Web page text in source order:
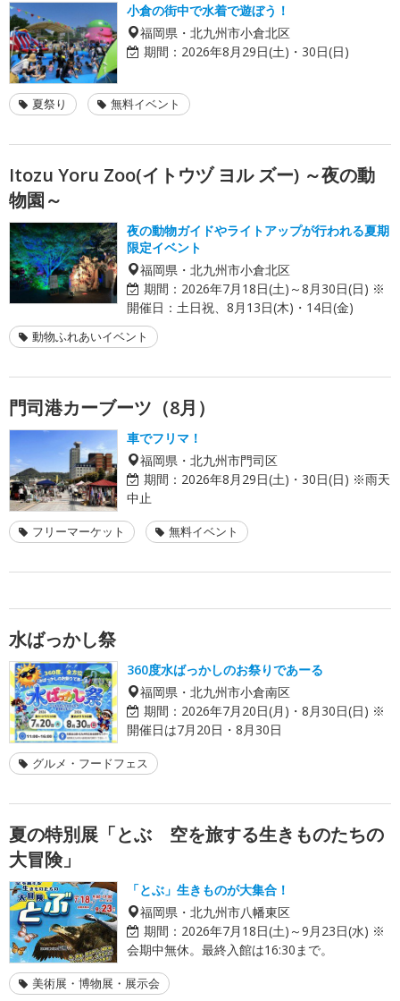
小倉の街中で水着で遊ぼう！
福岡県・北九州市小倉北区
期間： 2026年8月29日(土)・30日(日)
夏祭り 無料イベント
Itozu Yoru Zoo(イトウヅ ヨル ズー) ～夜の動
物園～
夜の動物ガイドやライトアップが行われる夏期
限定イベント
福岡県・北九州市小倉北区
期間： 2026年7月18日(土)～8月30日(日) ※
開催日：土日祝、8月13日(木)・14日(金)
動物ふれあいイベント
門司港カーブーツ（8月）
車でフリマ！
福岡県・北九州市門司区
期間： 2026年8月29日(土)・30日(日) ※雨天
中止
フリーマーケット 無料イベント
水ばっかし祭
360度水ばっかしのお祭りであーる
福岡県・北九州市小倉南区
期間： 2026年7月20日(月)・8月30日(日) ※
開催日は7月20日・8月30日
グルメ・フードフェス
夏の特別展「とぶ 空を旅する生きものたちの
大冒険」
「とぶ」生きものが大集合！
福岡県・北九州市八幡東区
期間： 2026年7月18日(土)～9月23日(水) ※
会期中無休。最終入館は16:30まで。
美術展・博物展・展示会